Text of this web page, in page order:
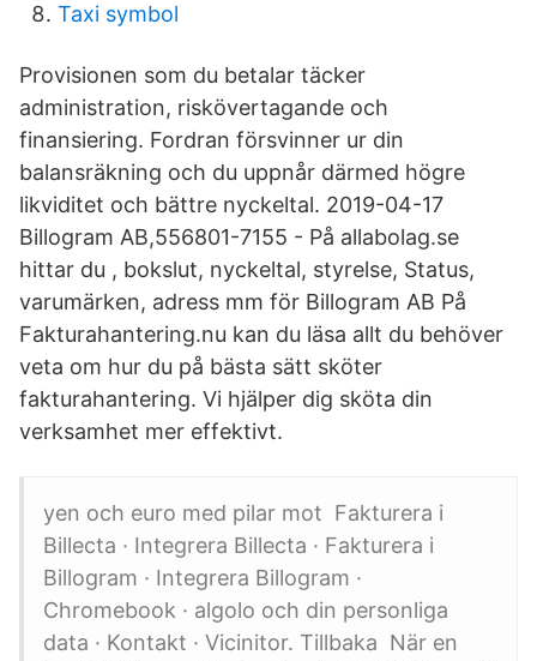
Taxi symbol
Provisionen som du betalar täcker
administration, riskövertagande och
finansiering. Fordran försvinner ur din
balansräkning och du uppnår därmed högre
likviditet och bättre nyckeltal. 2019-04-17
Billogram AB,556801-7155 - På allabolag.se
hittar du , bokslut, nyckeltal, styrelse, Status,
varumärken, adress mm för Billogram AB På
Fakturahantering.nu kan du läsa allt du behöver
veta om hur du på bästa sätt sköter
fakturahantering. Vi hjälper dig sköta din
verksamhet mer effektivt.
yen och euro med pilar mot Fakturera i
Billecta · Integrera Billecta · Fakturera i
Billogram · Integrera Billogram ·
Chromebook · algolo och din personliga
data · Kontakt · Vicinitor. Tillbaka När en